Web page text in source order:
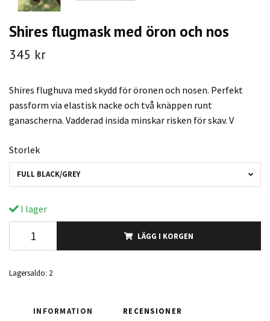
Shires flugmask med öron och nos
345 kr
Shires flughuva med skydd för öronen och nosen. Perfekt
passform via elastisk nacke och två knäppen runt
ganascherna. Vadderad insida minskar risken för skav. V
Storlek
FULL BLACK/GREY
I lager
LÄGG I KORGEN
Lagersaldo: 2
INFORMATION RECENSIONER